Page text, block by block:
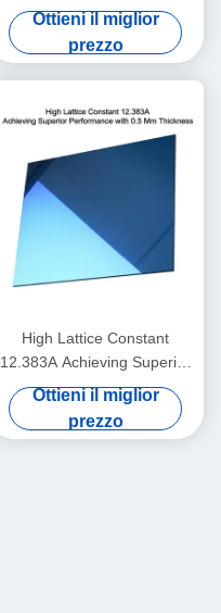
per film sottile
superconduttore ad alta
temperatura e
magnetoresistenza gigante
Ottieni il miglior
prezzo
High Lattice Constant
12.383A Achieving Superior
Performance with 0.5 Mm
Thickness
Ottieni il miglior
prezzo